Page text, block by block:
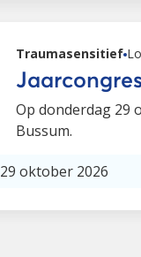
Traumasensitief
Op donderdag 29
Bussum.
29 oktober 2026